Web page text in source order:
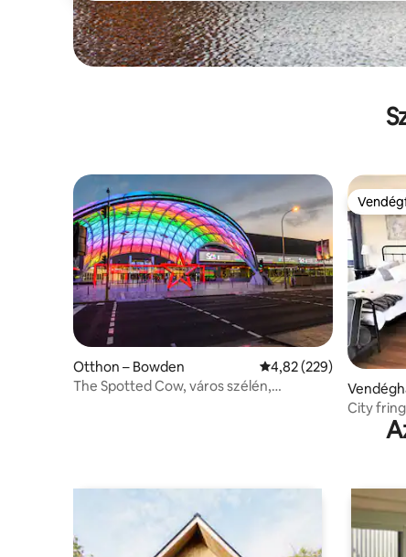
Otthon – Bowden Átlagos értékelés: 5/
4,82 (229)
The Spotted Cow, város szélén,
City